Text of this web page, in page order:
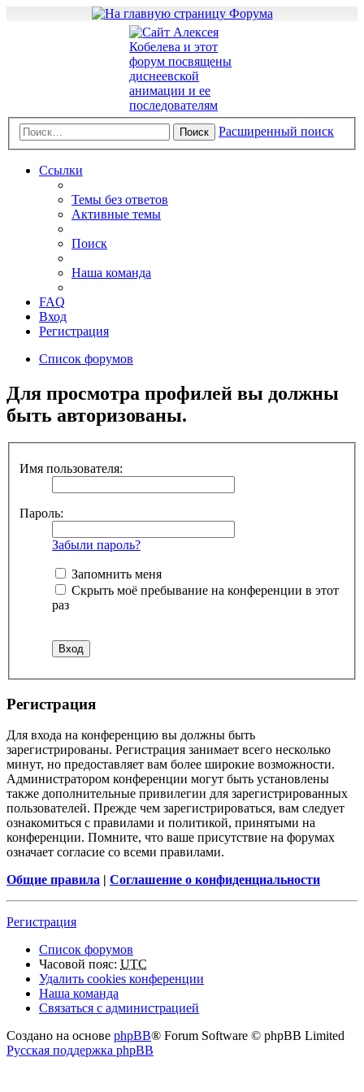
Поиск Расширенный поиск
Ссылки
Темы без ответов
Активные темы
Поиск
Наша команда
FAQ
Вход
Регистрация
Список форумов
Для просмотра профилей вы должны
быть авторизованы.
Имя пользователя:
Пароль:
Забыли пароль?
Запомнить меня
Скрыть моё пребывание на конференции в этот
раз
Регистрация
Для входа на конференцию вы должны быть
зарегистрированы. Регистрация занимает всего несколько
минут, но предоставляет вам более широкие возможности.
Администратором конференции могут быть установлены
также дополнительные привилегии для зарегистрированных
пользователей. Прежде чем зарегистрироваться, вам следует
ознакомиться с правилами и политикой, принятыми на
конференции. Помните, что ваше присутствие на форумах
означает согласие со всеми правилами.
Общие правила | Соглашение о конфиденциальности
Регистрация
Список форумов
Часовой пояс: UTC
Удалить cookies конференции
Наша команда
Связаться с администрацией
Создано на основе phpBB® Forum Software © phpBB Limited
Русская поддержка phpBB